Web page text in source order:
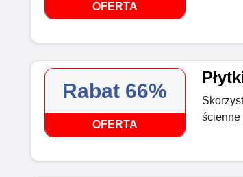
OFERTA
Rabat 66%
OFERTA
ścienne